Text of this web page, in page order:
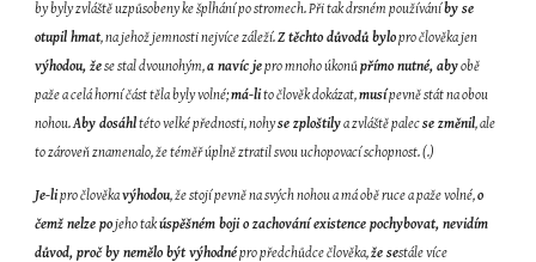
by byly zvláště uzpůsobeny ke šplhání po stromech. Při tak drsném používání by se
otupil hmat, na jehož jemnosti nejvíce záleží. Z těchto důvodů bylo
výhodou, že se stal dvounohým, a navíc je pro mnoho úkonů přímo nutné, aby obě
paže a celá horní část těla byly volné; má-li to člověk dokázat, musí pevně stát na obou
nohou. Aby dosáhl této velké přednosti, nohy se zploštily a zvláště palec se změnil, ale
to zároveň znamenalo, že téměř úplně ztratil svou uchopovací schopnost. (.)
Je-li pro člověka výhodou, že stojí pevně na svých nohou a má obě ruce a paže volné, o
čemž nelze po jeho tak úspěšném boji o zachování existence pochybovat, nevidím
důvod, proč by nemělo být výhodné pro předchůdce člověka, že se